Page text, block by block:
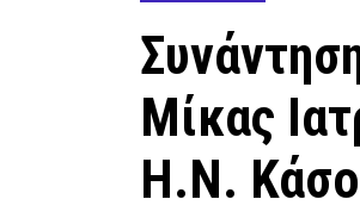
Μίκας
Η.Ν.